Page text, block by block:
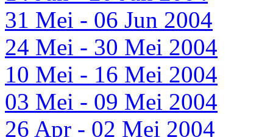
31 Mei - 06 Jun 2004
24 Mei - 30 Mei 2004
10 Mei - 16 Mei 2004
03 Mei - 09 Mei 2004
26 Apr - 02 Mei 2004